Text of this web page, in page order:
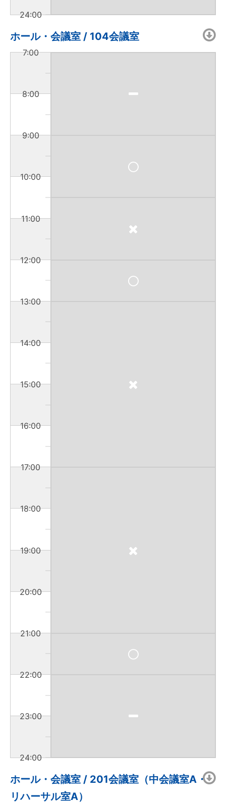
24:00
ホール・会議室 / 104会議室
7:00
8:00
9:00
10:00
11:00
12:00
13:00
14:00
15:00
16:00
17:00
18:00
19:00
20:00
21:00
22:00
23:00
24:00
ホール・会議室 / 201会議室（中会議室A・
リハーサル室A）